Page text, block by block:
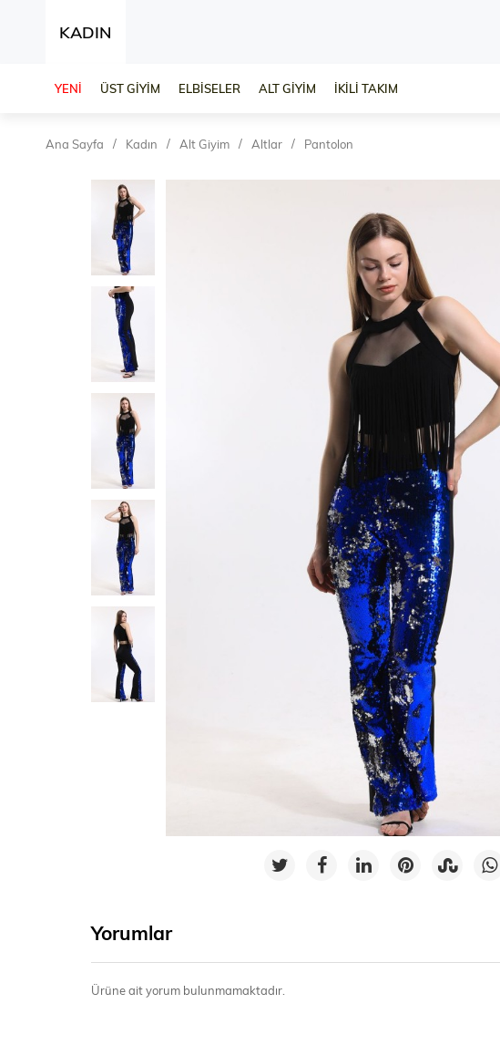
KADIN
YENİ ÜST GİYİM ELBİSELER ALT GİYİM İKİLİ TAKIM
Ana Sayfa Kadın Alt Giyim Altlar Pantolon
Yorumlar
Ürüne ait yorum bulunmamaktadır.